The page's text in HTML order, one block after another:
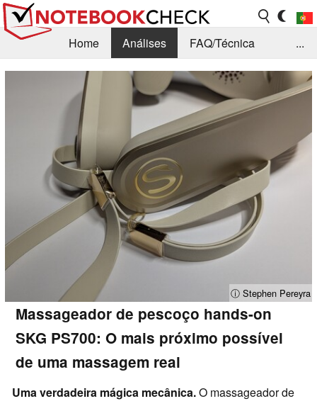
Home Análises
FAQ/Técnica
Notícias
Biblioteca
Consulta para compra
Contacto
...
ⓘ Stephen Pereyra
Massageador de pescoço hands-on
SKG PS700: O mais próximo possível
de uma massagem real
Uma verdadeira mágica mecânica.O massageador de